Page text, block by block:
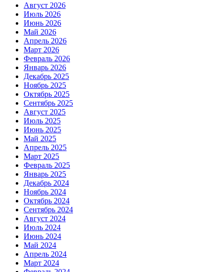
Август 2026
Июль 2026
Июнь 2026
Май 2026
Апрель 2026
Март 2026
Февраль 2026
Январь 2026
Декабрь 2025
Ноябрь 2025
Октябрь 2025
Сентябрь 2025
Август 2025
Июль 2025
Июнь 2025
Май 2025
Апрель 2025
Март 2025
Февраль 2025
Январь 2025
Декабрь 2024
Ноябрь 2024
Октябрь 2024
Сентябрь 2024
Август 2024
Июль 2024
Июнь 2024
Май 2024
Апрель 2024
Март 2024